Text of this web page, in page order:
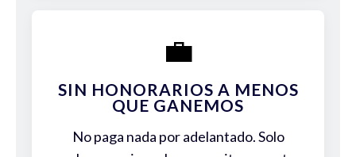
💼
SIN HONORARIOS A MENOS
QUE GANEMOS
No paga nada por adelantado. Solo